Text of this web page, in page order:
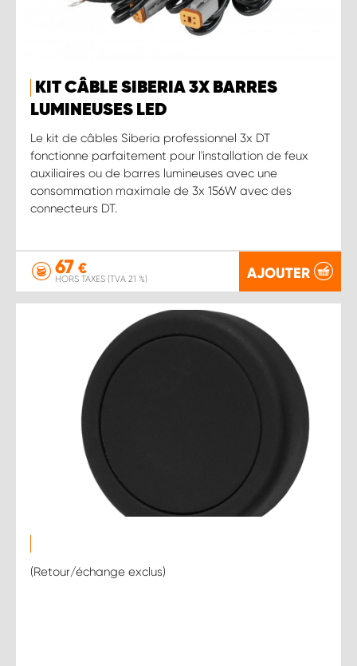
KIT CÂBLE SIBERIA 3X BARRES
LUMINEUSES LED
Le kit de câbles Siberia professionnel 3x DT
fonctionne parfaitement pour l'installation de feux
auxiliaires ou de barres lumineuses avec une
consommation maximale de 3x 156W avec des
connecteurs DT.
67 €
HORS TAXES (TVA 21 %) AJOUTER
(Retour/échange exclus)